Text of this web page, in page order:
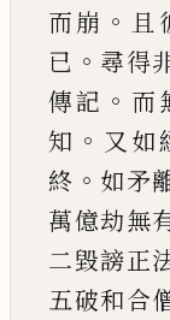
而崩 。 且
已 。 尋得
傳記 。 而
知 。 又如
終 。 如矛
萬億劫無
二毀謗正
五破和合